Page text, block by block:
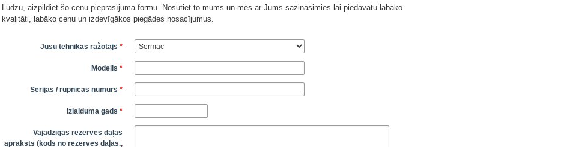
Lūdzu, aizpildiet šo cenu pieprasījuma formu. Nosūtiet to mums un mēs ar Jums sazināsimies lai piedāvātu labāko
kvalitāti, labāko cenu un izdevīgākos piegādes nosacījumus.
Jūsu tehnikas ražotājs *
Modelis *
Sērijas / rūpnīcas numurs *
Izlaiduma gads *
Vajadzīgās rezerves daļas
apraksts (kods no rezerves daļas.,